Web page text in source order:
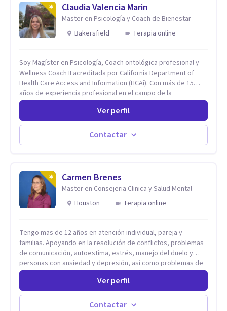
Claudia Valencia Marin
Master en Psicología y Coach de Bienestar
Bakersfield
Terapia online
Soy Magíster en Psicología, Coach ontológica profesional y
Wellness Coach II acreditada por California Department of
Health Care Access and Information (HCAi). Con más de 15
años de experiencia profesional en el campo de la
Neurociencia del Bienestar y Liderazgo estratégico; bilingüe
(español e inglés), con un enfoque holístico, integrativo
(cuerpo, mente y espíritu) y multicultural.
Ver perfil
Contactar
Carmen Brenes
Master en Consejeria Clinica y Salud Mental
Houston
Terapia online
Tengo mas de 12 años en atención individual, pareja y
familias. Apoyando en la resolución de conflictos, problemas
de comunicación, autoestima, estrés, manejo del duelo y
personas con ansiedad y depresión, así como problemas de
conducta y comportamiento. Desarrollo de personas
Estableciendo metas a corto y largo plazo, es vital para la
vida de cada uno tener su propia vision.
Ver perfil
Contactar